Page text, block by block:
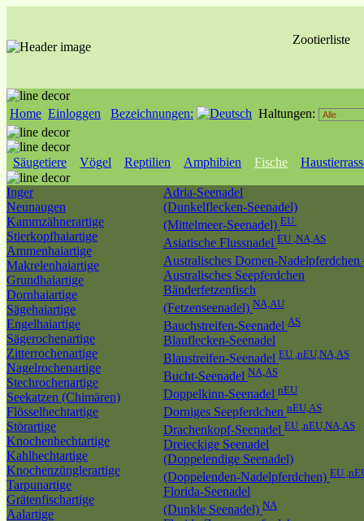
Zootierliste
Home Einloggen Bezeichnungen: Haltungen:
Säugetiere Vögel Reptilien Amphibien Fische
Inger
Neunaugen
Kammzähnerartige
Stierkopfhaiartige
Ammenhaiartige
Makrelenhaiartige
Grundhaiartige
Dornhaiartige
Sägehaiartige
Engelhaiartige
Sägerochenartige
Zitterrochenartige
Nagelrochenartige
Stechrochenartige
Seekatzen (Chimären)
Flösselhechtartige
Störartige
Knochenhechtartige
Kahlhechtartige
Knochenzünglerartige
Tarpunartige
Grätenfischartige
Aalartige
Adria-Seenadel
(Dunkelflecken-Seenadel)
(Mittelmeer-Seenadel) EU
Asiatische Flussnadel EU ,NA,AS
Australisches Dornen-Nadelpferdchen
Australisches Seepferdchen
Bänderfetzenfisch
(Fetzenseenadel) NA,AU
Bauchstreifen-Seenadel AS
Blauflecken-Seenadel
Blaustreifen-Seenadel EU ,nEU,NA,AS
Bucht-Seenadel NA,AS
Doppelkinn-Seenadel nEU
Dorniges Seepferdchen nEU,AS
Drachenkopf-Seenadel EU ,nEU,NA,AS
Dreieckige Seenadel
(Doppelendige Seenadel)
(Doppelenden-Nadelpferdchen) EU
Florida-Seenadel
(Dunkle Seenadel) NA